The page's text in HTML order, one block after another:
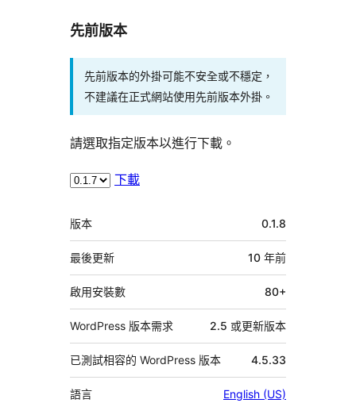
先前版本
先前版本的外掛可能不安全或不穩定，
不建議在正式網站使用先前版本外掛。
請選取指定版本以進行下載。
下載
中
繼
資
料
版本 0.1.8
最後更新 10 年前
啟用安裝數 80+
WordPress 版本需求 2.5 或更新版本
已測試相容的 WordPress 版本 4.5.33
語言 English (US)